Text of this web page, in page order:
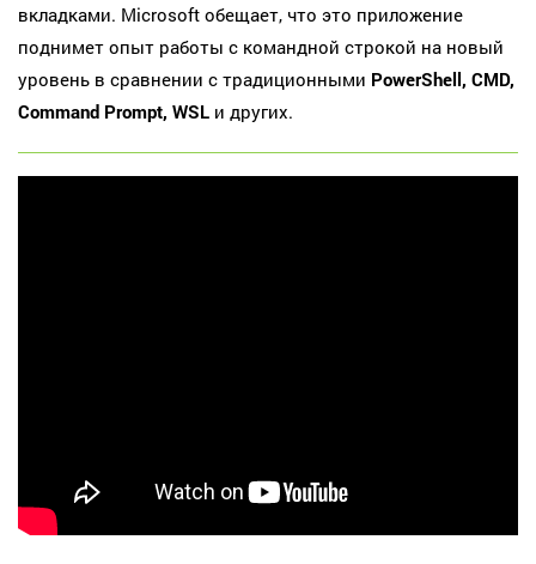
вкладками. Microsoft обещает, что это приложение
поднимет опыт работы с командной строкой на новый
уровень в сравнении с традиционными PowerShell, CMD,
Command Prompt, WSL и других.